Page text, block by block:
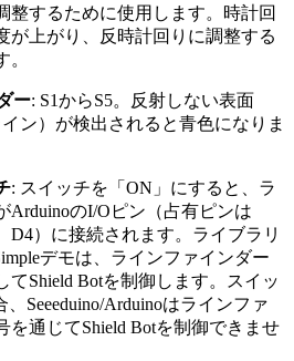
整するために使用します。時計回
が上がり、反時計回りに調整する
ー: S1からS5。反射しない表面
イン）が検出されると青色になりま
: スイッチを「ON」にすると、ラ
ArduinoのI/Oピン（占有ピンは
D4）に接続されます。ライブラリ
デモは、ラインファインダー
てShield Botを制御します。スイッ
Seeeduino/Arduinoはラインファ
を通じてShield Botを制御できませ